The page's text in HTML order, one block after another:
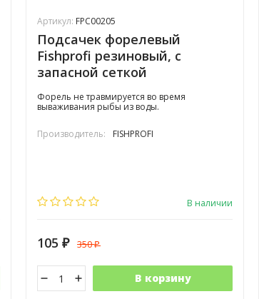
Артикул: FPC00205
Подсачек форелевый
Fishprofi резиновый, с
запасной сеткой
Форель не травмируется во время
вываживания рыбы из воды.
Производитель: FISHPROFI
В наличии
105 ₽ 350₽
В корзину